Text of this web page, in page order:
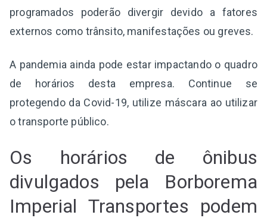
programados poderão divergir devido a fatores
externos como trânsito, manifestações ou greves.
A pandemia ainda pode estar impactando o quadro
de horários desta empresa. Continue se
protegendo da Covid-19, utilize máscara ao utilizar
o transporte público.
Os horários de ônibus
divulgados pela Borborema
Imperial Transportes podem